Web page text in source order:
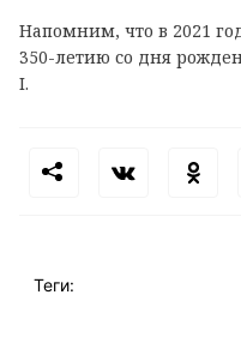
Напомним, что в 2021
350-летию со дня
I.
Теги: